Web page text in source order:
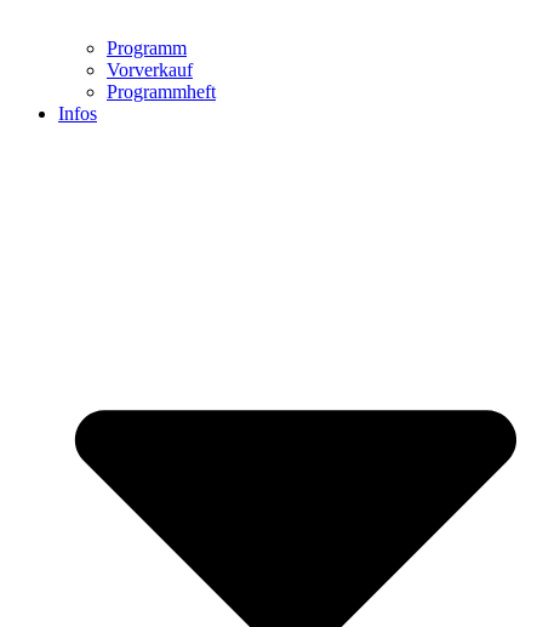
Programm
Vorverkauf
Programmheft
Infos